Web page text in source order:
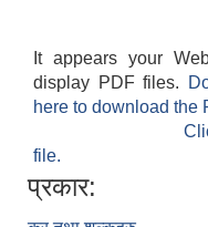
It appears your
display PDF files.
here to download the
file.
प्रकार: